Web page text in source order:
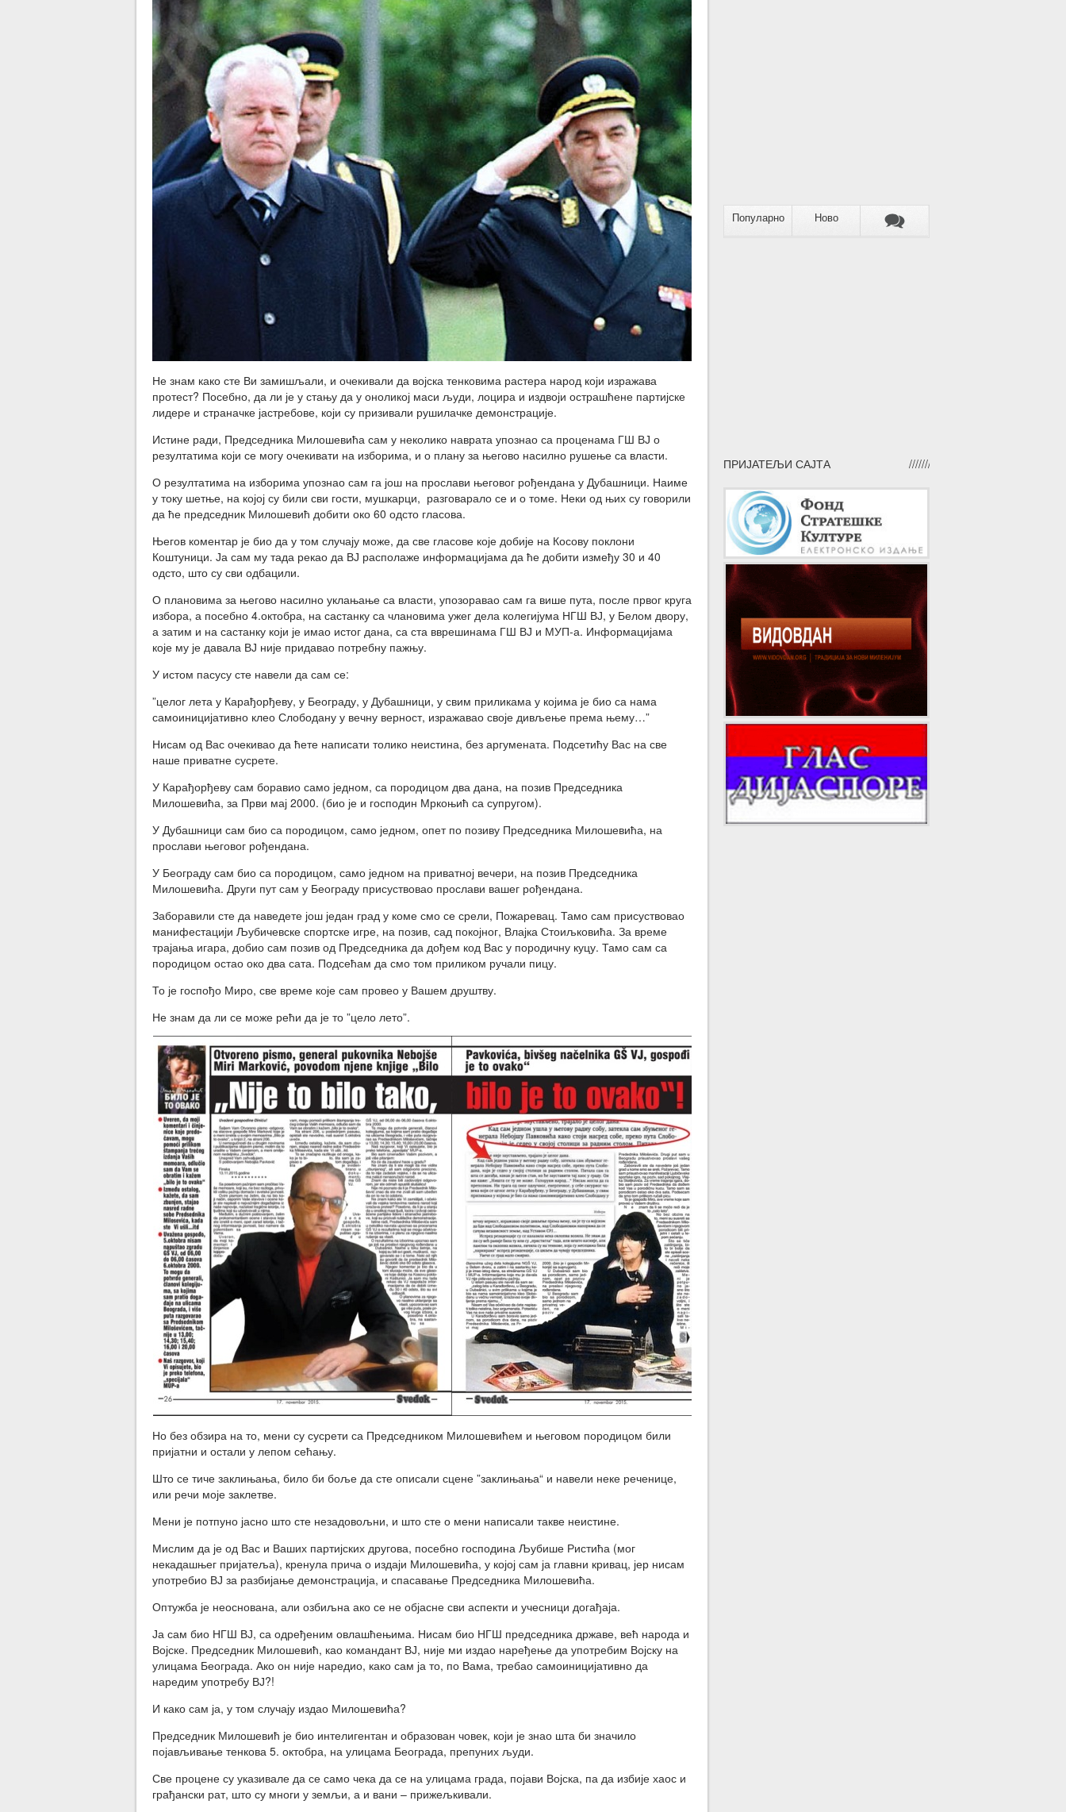
Не знам како сте Ви замишљали, и очекивали да војска тенковима растера народ који изражава
протест? Посебно, да ли је у стању да у оноликој маси људи, лоцира и издвоји острашћене партијске
лидере и страначке јастребове, који су призивали рушилачке демонстрације.
Истине ради, Председника Милошевића сам у неколико наврата упознао са проценама ГШ ВЈ о
резултатима који се могу очекивати на изборима, и о плану за његово насилно рушење са власти.
О резултатима на изборима упознао сам га још на прослави његовог рођендана у Дубашници. Наиме
у току шетње, на којој су били сви гости, мушкарци, разговарало се и о томе. Неки од њих су говорили
да ће председник Милошевић добити око 60 одсто гласова.
Његов коментар је био да у том случају може, да све гласове које добије на Косову поклони
Коштуници. Ја сам му тада рекао да ВЈ располаже информацијама да ће добити између 30 и 40
одсто, што су сви одбацили.
О плановима за његово насилно уклањање са власти, упозоравао сам га више пута, после првог круга
избора, а посебно 4.октобра, на састанку са члановима ужег дела колегијума НГШ ВЈ, у Белом двору,
а затим и на састанку који је имао истог дана, са ста вврешинама ГШ ВЈ и МУП-а. Информацијама
које му је давала ВЈ није придавао потребну пажњу.
У истом пасусу сте навели да сам се:
”целог лета у Карађорђеву, у Београду, у Дубашници, у свим приликама у којима је био са нама
самоиницијативно клео Слободану у вечну верност, изражавао своје дивљење према њему…”
Нисам од Вас очекивао да ћете написати толико неистина, без аргумената. Подсетићу Вас на све
наше приватне сусрете.
У Карађорђеву сам боравио само једном, са породицом два дана, на позив Председника
Милошевића, за Први мај 2000. (био је и господин Мркоњић са супругом).
У Дубашници сам био са породицом, само једном, опет по позиву Председника Милошевића, на
прослави његовог рођендана.
У Београду сам био са породицом, само једном на приватној вечери, на позив Председника
Милошевића. Други пут сам у Београду присуствовао прослави вашег рођендана.
Заборавили сте да наведете још један град у коме смо се срели, Пожаревац. Тамо сам присуствовао
манифестацији Љубичевске спортске игре, на позив, сад покојног, Влајка Стоиљковића. За време
трајања игара, добио сам позив од Председника да дођем код Вас у породичну куцу. Тамо сам са
породицом остао око два сата. Подсећам да смо том приликом ручали пицу.
То је госпођо Миро, све време које сам провео у Вашем друштву.
Не знам да ли се може рећи да је то ”цело лето”.
Но без обзира на то, мени су сусрети са Председником Милошевићем и његовом породицом били
пријатни и остали у лепом сећању.
Што се тиче заклињања, било би боље да сте описали сцене ”заклињања“ и навели неке реченице,
или речи моје заклетве.
Мени је потпуно јасно што сте незадовољни, и што сте о мени написали такве неистине.
Мислим да је од Вас и Ваших партијских другова, посебно господина Љубише Ристића (мог
некадашњег пријатеља), кренула прича о издаји Милошевића, у којој сам ја главни кривац, јер нисам
употребио ВЈ за разбијање демонстрација, и спасавање Председника Милошевића.
Оптужба је неоснована, али озбиљна ако се не објасне сви аспекти и учесници догађаја.
Ја сам био НГШ ВЈ, са одређеним овлашћењима. Нисам био НГШ председника државе, већ народа и
Војске. Председник Милошевић, као командант ВЈ, није ми издао наређење да употребим Војску на
улицама Београда. Ако он није наредио, како сам ја то, по Вама, требао самоиницијативно да
наредим употребу ВЈ?!
И како сам ја, у том случају издао Милошевића?
Председник Милошевић је био интелигентан и образован човек, који је знао шта би значило
појављивање тенкова 5. октобра, на улицама Београда, препуних људи.
Све процене су указивале да се само чека да се на улицама града, појави Војска, па да избије хаос и
грађански рат, што су многи у земљи, а и вани – прижељкивали.
Популарно Ново
ПРИЈАТЕЉИ САЈТА